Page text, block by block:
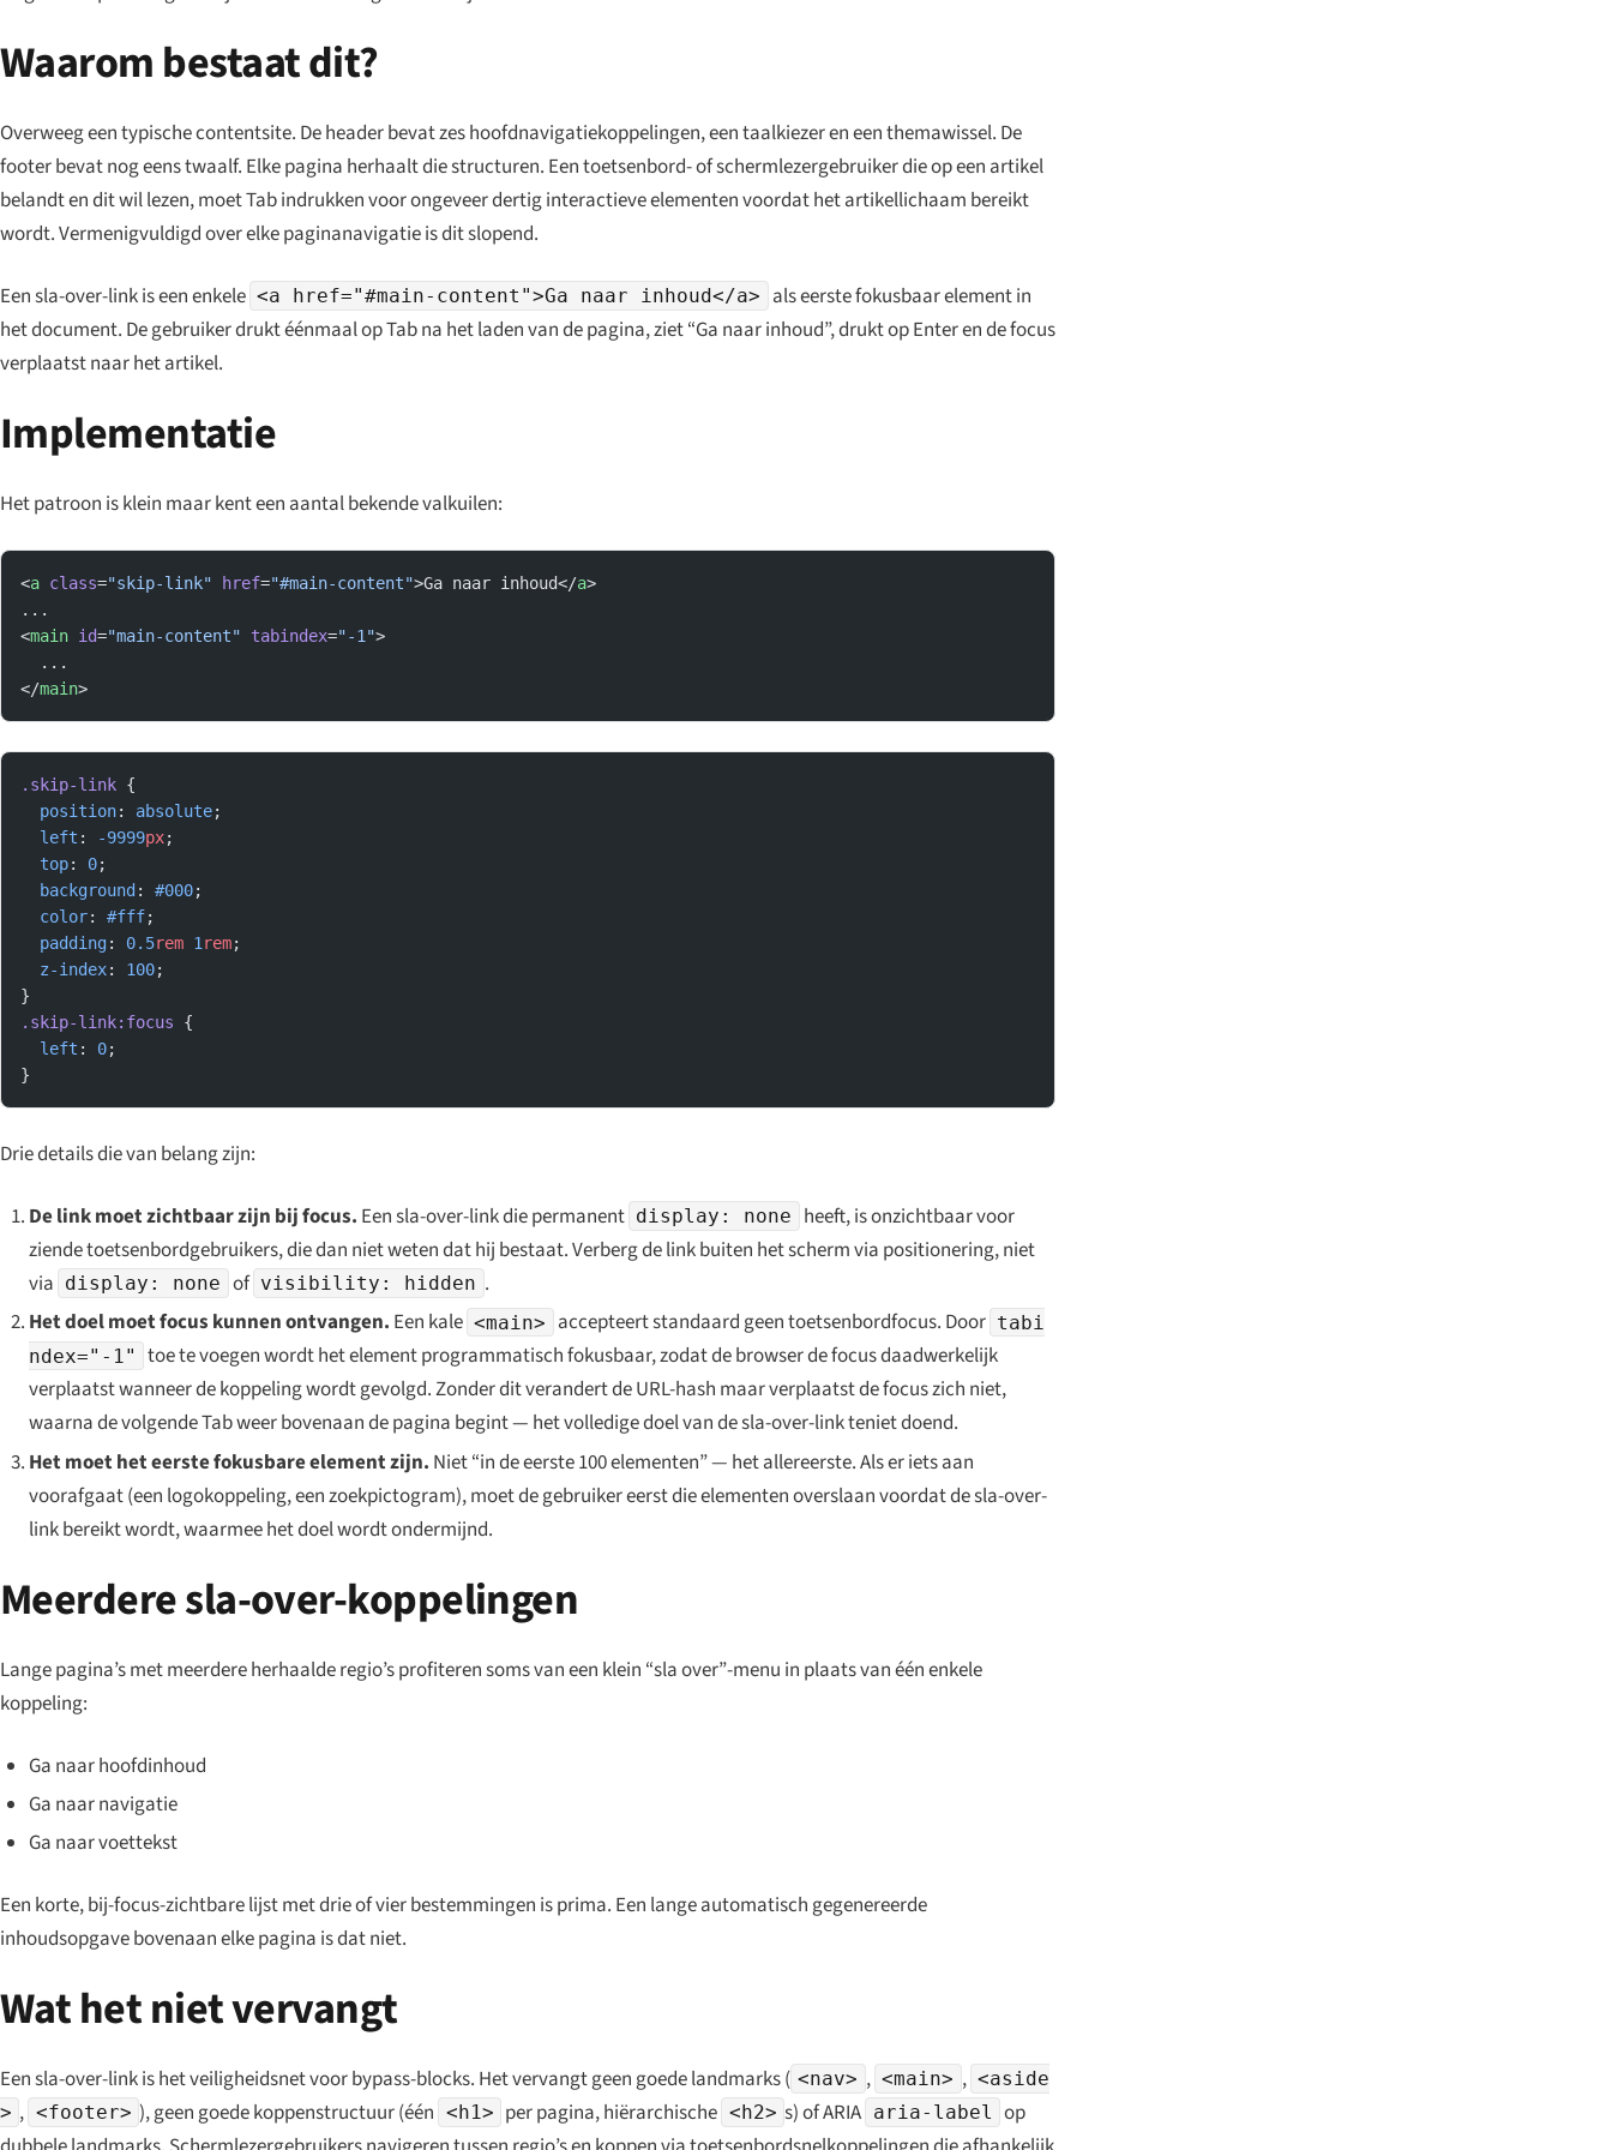
Waarom bestaat dit?
Overweeg een typische contentsite. De header bevat zes hoofdnavigatie­koppelingen, een taalkiezer en een themawissel. De
footer bevat nog eens twaalf. Elke pagina herhaalt die structuren. Een toetsenbord- of schermlezer­gebruiker die op een artikel
belandt en dit wil lezen, moet Tab indrukken voor ongeveer dertig interactieve elementen voordat het artikel­lichaam bereikt
wordt. Vermenigvuldigd over elke pagina­navigatie is dit slopend.
Een sla-over-link is een enkele <a href="#main-content">Ga naar inhoud</a>
als eerste fokusbaar element in
het document. De gebruiker drukt éénmaal op Tab na het laden van de pagina, ziet “Ga naar inhoud”, drukt op Enter en de focus
verplaatst naar het artikel.
Implementatie
Het patroon is klein maar kent een aantal bekende valkuilen:
<a class="skip-link" href="#main-content">Ga naar inhoud</a>
...
<main id="main-content" tabindex="-1">
  ...
</main>
.skip-link {
  position
: absolute;
  left
: -9999px;
  top
: 0;
  background
: #000;
  color
: #fff;
  padding
: 0.5rem 1 rem;
  z-index
: 100;
}
.skip-link:focus {
  left
: 0;
}
Drie details die van belang zijn:
De link moet zichtbaar zijn bij focus. Een sla-over-link die permanent display: none
heeft, is onzichtbaar voor
ziende toetsenbord­gebruikers, die dan niet weten dat hij bestaat. Verberg de link buiten het scherm via positionering, niet
via display: none of visibility: hidden .
Het doel moet focus kunnen ontvangen. Een kale <main> accepteert standaard geen toetsenbord­focus. Door tabi
ndex="-1"
toe te voegen wordt het element programmatisch fokusbaar, zodat de browser de focus daadwerkelijk
verplaatst wanneer de koppeling wordt gevolgd. Zonder dit verandert de URL-hash maar verplaatst de focus zich niet,
waarna de volgende Tab weer bovenaan de pagina begint — het volledige doel van de sla-over-link teniet doend.
Het moet het eerste fokusbare element zijn. Niet “in de eerste 100 elementen” — het allereerste. Als er iets aan
voorafgaat (een logokoppeling, een zoekpictogram), moet de gebruiker eerst die elementen overslaan voordat de sla-over-
link bereikt wordt, waarmee het doel wordt ondermijnd.
Meerdere sla-over-koppelingen
Lange pagina’s met meerdere herhaalde regio’s profiteren soms van een klein “sla over”-menu in plaats van één enkele
koppeling:
Ga naar hoofdinhoud
Ga naar navigatie
Ga naar voettekst
Een korte, bij-focus-zichtbare lijst met drie of vier bestemmingen is prima. Een lange automatisch gegenereerde
inhoudsopgave bovenaan elke pagina is dat niet.
Wat het niet vervangt
Een sla-over-link is het veiligheidsnet voor bypass-blocks. Het vervangt geen goede landmarks ( <nav> , <main> , <aside
> , <footer> ), geen goede koppen­structuur (één <h1> per pagina, hiërarchische <h2> s) of ARIA aria-label op